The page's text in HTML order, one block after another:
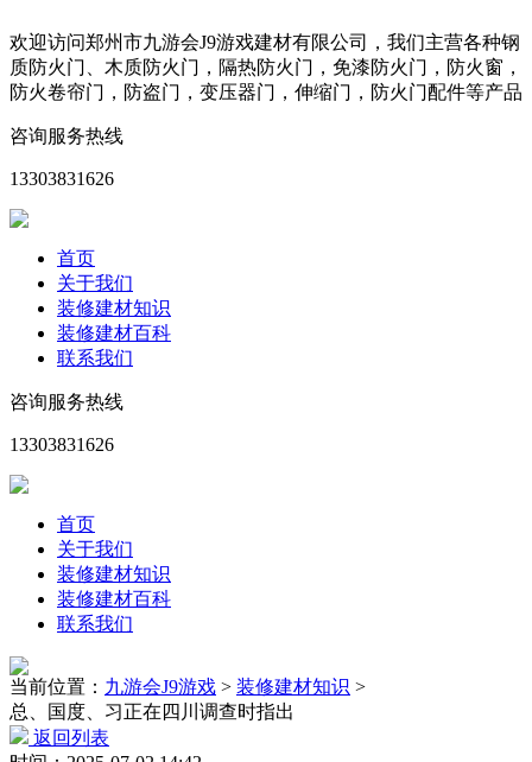
欢迎访问郑州市九游会J9游戏建材有限公司，我们主营各种钢
质防火门、木质防火门，隔热防火门，免漆防火门，防火窗，
防火卷帘门，防盗门，变压器门，伸缩门，防火门配件等产品
咨询服务热线
13303831626
首页
关于我们
装修建材知识
装修建材百科
联系我们
咨询服务热线
13303831626
首页
关于我们
装修建材知识
装修建材百科
联系我们
当前位置： 九游会J9游戏 > 装修建材知识 >
总、国度、习正在四川调查时指出
返回列表